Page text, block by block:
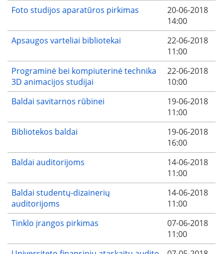
Foto studijos aparatūros pirkimas
20-06-2018
14:00
Apsaugos varteliai bibliotekai
22-06-2018
11:00
Programinė bei kompiuterinė technika
3D animacijos studijai
22-06-2018
10:00
Baldai savitarnos rūbinei
19-06-2018
11:00
Bibliotekos baldai
19-06-2018
16:00
Baldai auditorijoms
14-06-2018
11:00
Baldai studentų-dizainerių
auditorijoms
14-06-2018
11:00
Tinklo įrangos pirkimas
07-06-2018
11:00